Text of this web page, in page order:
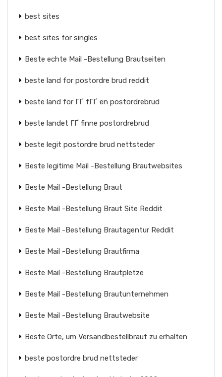
best sites
best sites for singles
Beste echte Mail -Bestellung Brautseiten
beste land for postordre brud reddit
beste land for ГҐ fГҐ en postordrebrud
beste landet ГҐ finne postordrebrud
beste legit postordre brud nettsteder
Beste legitime Mail -Bestellung Brautwebsites
Beste Mail -Bestellung Braut
Beste Mail -Bestellung Braut Site Reddit
Beste Mail -Bestellung Brautagentur Reddit
Beste Mail -Bestellung Brautfirma
Beste Mail -Bestellung Brautpletze
Beste Mail -Bestellung Brautunternehmen
Beste Mail -Bestellung Brautwebsite
Beste Orte, um Versandbestellbraut zu erhalten
beste postordre brud nettsteder